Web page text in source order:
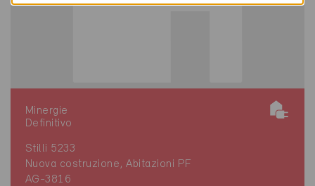
Minergie
Definitivo
Stilli 5233
Nuova costruzione, Abitazioni PF
AG-3816